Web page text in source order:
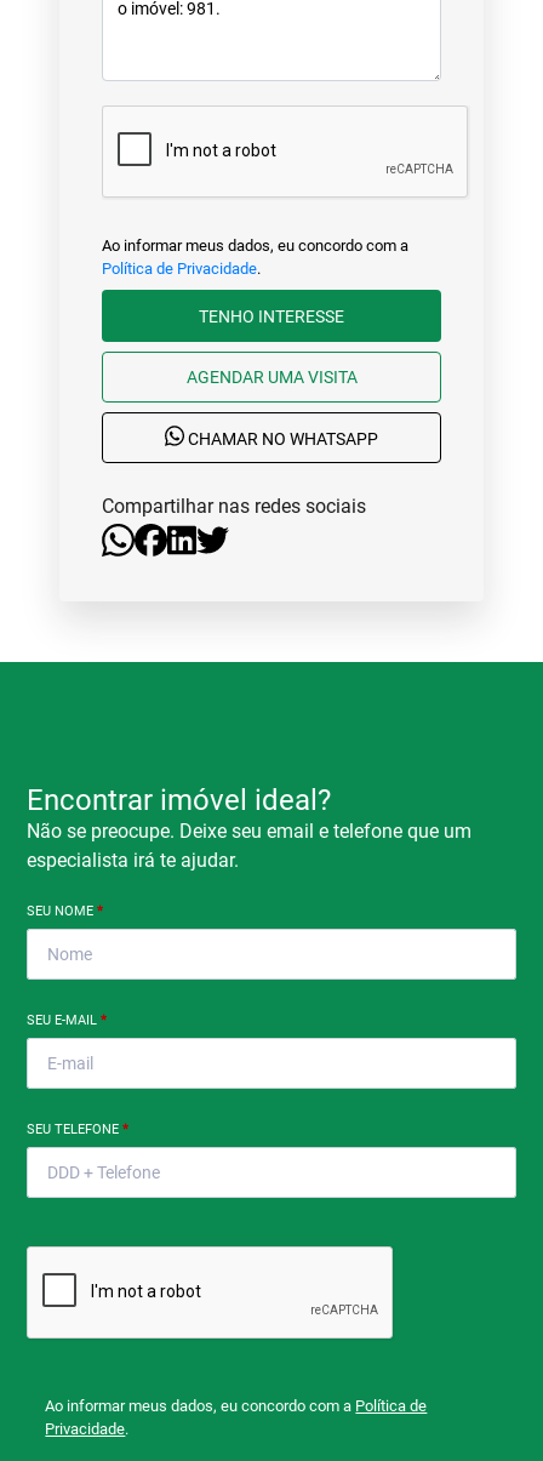
Ao informar meus dados, eu concordo com a
Política de Privacidade.
TENHO INTERESSE
AGENDAR UMA VISITA
CHAMAR NO WHATSAPP
Compartilhar nas redes sociais
Encontrar imóvel ideal?
Não se preocupe. Deixe seu email e telefone que um
especialista irá te ajudar.
SEU NOME*
SEU E-MAIL*
SEU TELEFONE*
Ao informar meus dados, eu concordo com a Política de
Privacidade.